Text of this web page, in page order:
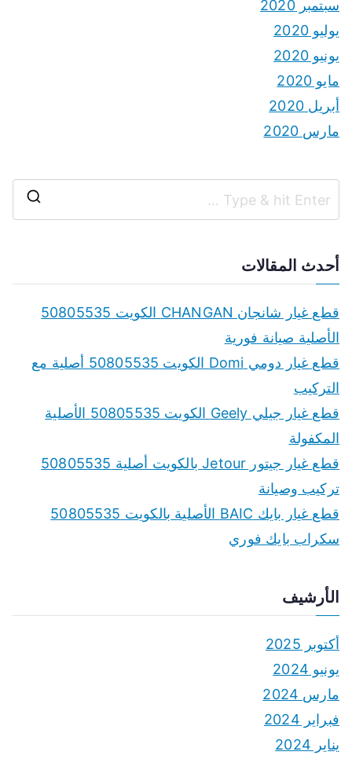
سبتمبر 2020
يوليو 2020
يونيو 2020
مايو 2020
أبريل 2020
مارس 2020
r
أحدث المقالات
قطع غيار شانجان CHANGAN الكويت 50805535
الأصلية صيانة فورية
قطع غيار دومي Domi الكويت 50805535 أصلية مع
التركيب
قطع غيار جيلي Geely الكويت 50805535 الأصلية
المكفولة
قطع غيار جيتور Jetour بالكويت أصلية 50805535
تركيب وصيانة
قطع غيار بايك BAIC الأصلية بالكويت 50805535
سكراب بايك فوري
الأرشيف
أكتوبر 2025
يونيو 2024
مارس 2024
فبراير 2024
يناير 2024